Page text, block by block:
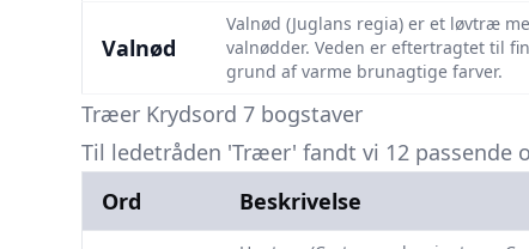
Valnød
Valnød (Juglans regia) er et løvtræ
valnødder. Veden er eftertragtet til
grund af varme brunagtige farver.
Træer Krydsord 7 bogstaver
Til ledetråden 'Træer' fandt vi 12 passende
Ord
Beskrivelse